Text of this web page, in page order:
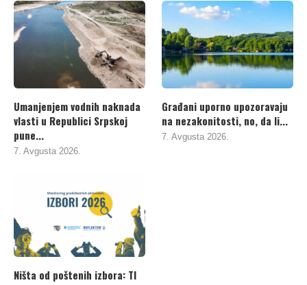
Umanjenjem vodnih naknada
vlasti u Republici Srpskoj
pune...
7. Avgusta 2026.
Građani uporno upozoravaju
na nezakonitosti, no, da li...
7. Avgusta 2026.
Ništa od poštenih izbora: TI